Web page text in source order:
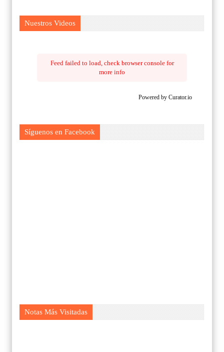
Nuestros Videos
Feed failed to load, check browser console for
more info
Powered by Curator.io
Síguenos en Facebook
Notas Más Visitadas